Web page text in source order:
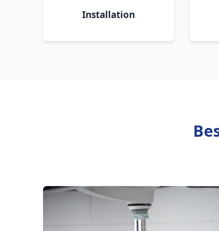
Installation